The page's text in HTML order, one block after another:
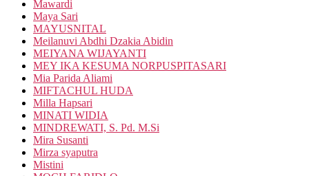
Mawardi
Maya Sari
MAYUSNITAL
Meilanuvi Abdhi Dzakia Abidin
MEIYANA WIJAYANTI
MEY IKA KESUMA NORPUSPITASARI
Mia Parida Aliami
MIFTACHUL HUDA
Milla Hapsari
MINATI WIDIA
MINDREWATI, S. Pd. M.Si
Mira Susanti
Mirza syaputra
Mistini